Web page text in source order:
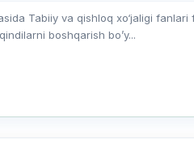
Tabiiy va qishloq xo‘jaligi fanlari
boshqarish bo’y...